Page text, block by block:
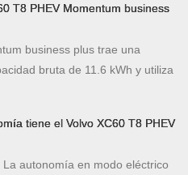
T8 PHEV Momentum business
business plus trae una
bruta de 11.6 kWh y utiliza
tiene el Volvo XC60 T8 PHEV
autonomía en modo eléctrico